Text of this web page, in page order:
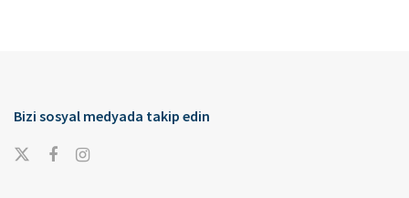
Bizi sosyal medyada takip edin